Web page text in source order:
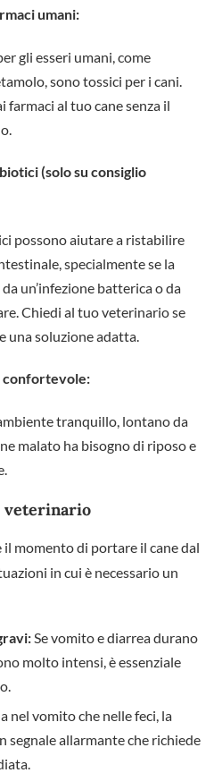
umani:
gli esseri umani, come
sono tossici per i cani.
al tuo cane senza il
(solo su consiglio
possono aiutare a ristabilire
specialmente se la
un’infezione batterica o da
Chiedi al tuo veterinario se
una soluzione adatta.
confortevole:
tranquillo, lontano da
malato ha bisogno di riposo e
veterinario
il momento di portare il cane dal
in cui è necessario un
Se vomito e diarrea durano
molto intensi, è essenziale
nel vomito che nelle feci, la
segnale allarmante che richiede